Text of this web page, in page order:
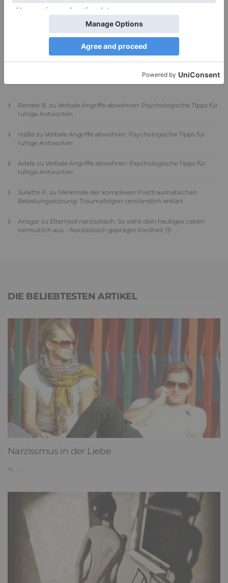
PDA Autismus: Merkmale und Umgang mit
PANDA-Kindern – Kinder mit starkem
Autonomiebedürfnis (1)
Renate B. zu Verbale Angriffe abwehren: Psychologische Tipps für
ruhige Antworten
HaBa zu Verbale Angriffe abwehren: Psychologische Tipps für
ruhige Antworten
Adele zu Verbale Angriffe abwehren: Psychologische Tipps für
ruhige Antworten
Juliette P. zu Merkmale der komplexen Posttraumatischen
Belastungsstörung: Traumafolgen verständlich erklärt
Ansgar zu Elternteil narzisstisch: So sieht dein heutiges Leben
vermutlich aus – Narzisstisch geprägte Kindheit (1)
DIE BELIEBTESTEN ARTIKEL
Narzissmus in der Liebe